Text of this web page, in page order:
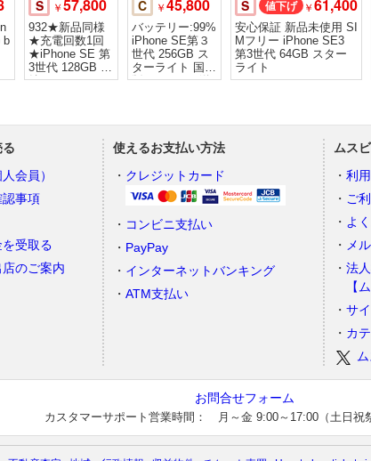
b
S ￥57,800
932★新品同様
★充電回数1回
★iPhone SE 第
3世代 128GB /
純正バッテリー
C ￥45,800
バッテリー:99%
iPhone SE第３
世代 256GB ス
ターライト 国内
版SIMフリー送
S ￥61,400
安心保証 新品未使用 SI
Mフリー iPhone SE3
第3世代 64GB スター
ライト
会員）
事項
受取る
のご案内
使えるお支払い方法
クレジットカード
コンビニ支払い
PayPay
インターネットバンキング
ATM支払い
ムス
利
ご
よ
メ
法
【
サ
カ
お問合せフォーム
カスタマーサポート営業時間： 月～金 9:00～17:00（土日祝